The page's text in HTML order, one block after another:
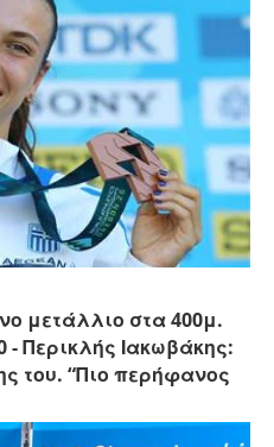
μετάλλιο στα 400μ.
Περικλής Ιακωβάκης:
του. “Πιο περήφανος